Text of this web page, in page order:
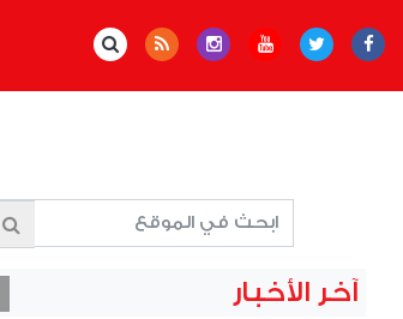
آخر الأخبار